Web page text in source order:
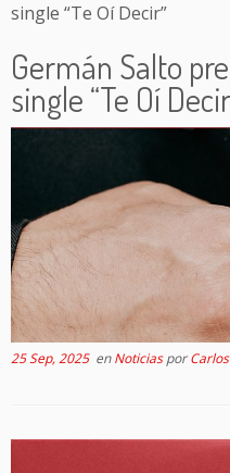
single “Te Oí Decir”
Germán Salto
single “Te Oí
25 Sep, 2025enNoticiaspor